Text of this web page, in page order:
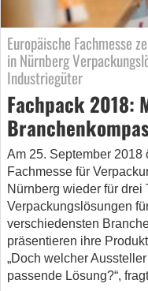
Europäische Fachmesse
in Nürnberg
Industriegüter
Fachpack 2018:
Am 25. September
Fachmesse für
Nürnberg wieder für drei
Verpackungslösungen
verschiedensten
präsentieren ihre
„Doch welcher
passende Lösung?“,